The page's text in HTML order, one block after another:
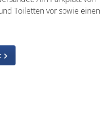
Rollstühlen können
größeren Parkplätzen
ein wenig versandet.
ihr einen Kiosk und